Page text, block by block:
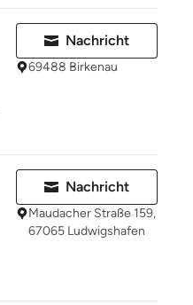
Nachricht
69488 Birkenau
Nachricht
Maudacher Straße 159,
67065 Ludwigshafen